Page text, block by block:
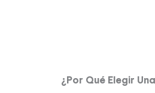
¿Por Qué Elegir